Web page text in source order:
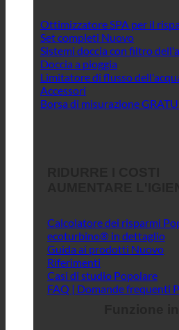
Ottimizzatore SPA per il
Set completi
Sistemi doccia con filtro
Doccia a pioggia
Limitatore di flusso
Accessori
Borsa di misurazione
Calcolatore dei risparmi
ecoturbino® in dettaglio
Guida ai prodotti
Riferimenti
Casi di studio
FAQ | Domande frequenti